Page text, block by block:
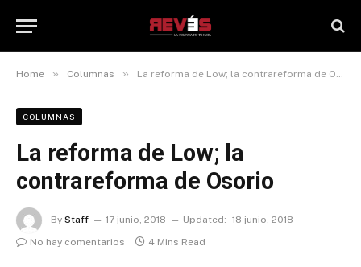
Home » Columnas » La reforma de Low; la contrareforma de Osorio
COLUMNAS
La reforma de Low; la
contrareforma de Osorio
By Staff 17 junio, 2018 Updated: 18 junio, 2018
No hay comentarios
4 Mins Read